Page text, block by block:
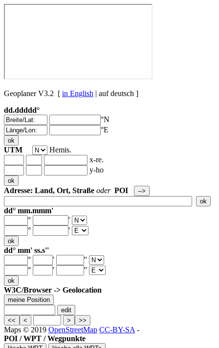
Geoplaner V3.2 [ in English | auf deutsch ]
dd.ddddd°
°N
°E
UTM
Hemis.
x-re.
y-ho
Adresse: Land, Ort, Straße oder POI
dd° mm.mmm'
°
'
°
'
dd° mm' ss.s''
°
'
''
°
' ''
W3C/Browser -> Geolocation
Maps © 2019 OpenStreetMap CC-BY-SA -
POI / WPT / Wegpunkte